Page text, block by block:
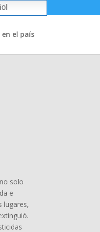
en el país
solo
e
lugares,